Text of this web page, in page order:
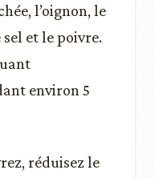
l’oignon, le
et le poivre.
environ 5
réduisez le